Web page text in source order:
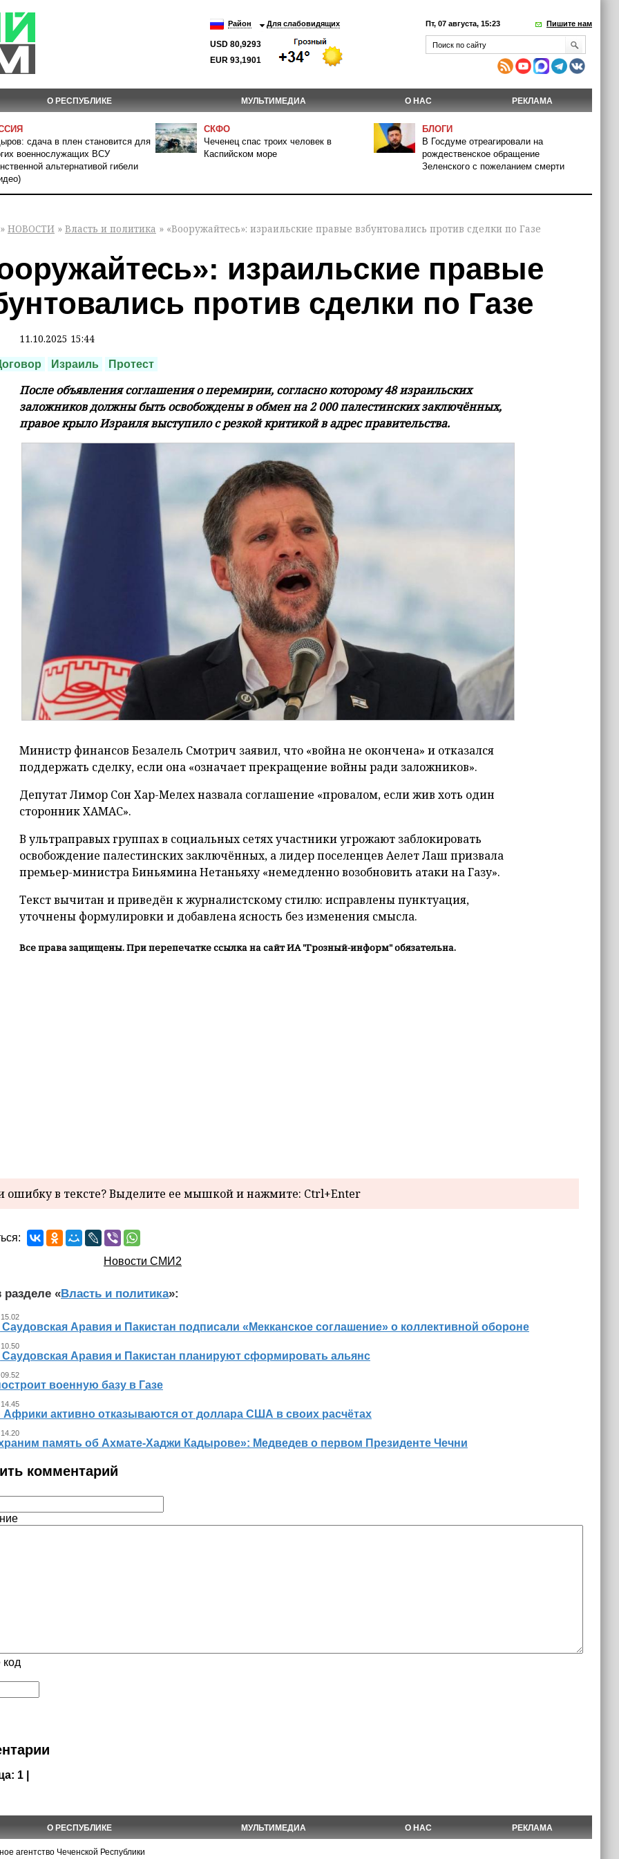
Район Для слабовидящих
USD 80,9293
EUR 93,1901
Пт, 07 августа, 15:23 Пишите нам
О РЕСПУБЛИКЕ МУЛЬТИМЕДИА О НАС РЕКЛАМА
сдача в плен становится для
военнослужащих ВСУ
альтернативой гибели
СКФО
Чеченец спас троих человек в
Каспийском море
БЛОГИ
В Госдуме отреагировали на
рождественское обращение
Зеленского с пожеланием смерти
» НОВОСТИ » Власть и политика » «Вооружайтесь»: израильские правые взбунтовались против сделки по Газе
израильские правые
против сделки по Газе
11.10.2025 15:44
Израиль Протест
После объявления соглашения о перемирии, согласно которому 48 израильских
заложников должны быть освобождены в обмен на 2 000 палестинских заключённых,
правое крыло Израиля выступило с резкой критикой в адрес правительства.
Министр финансов Безалель Смотрич заявил, что «война не окончена» и отказался
поддержать сделку, если она «означает прекращение войны ради заложников».
Депутат Лимор Сон Хар-Мелех назвала соглашение «провалом, если жив хоть один
сторонник ХАМАС».
В ультраправых группах в социальных сетях участники угрожают заблокировать
освобождение палестинских заключённых, а лидер поселенцев Аелет Лаш призвала
премьер-министра Биньямина Нетаньяху «немедленно возобновить атаки на Газу».
Текст вычитан и приведён к журналистскому стилю: исправлены пунктуация,
уточнены формулировки и добавлена ясность без изменения смысла.
Все права защищены. При перепечатке ссылка на сайт ИА "Грозный-информ" обязательна.
в тексте? Выделите ее мышкой и нажмите: Ctrl+Enter
Новости СМИ2
разделе «Власть и политика»:
Саудовская Аравия и Пакистан подписали «Мекканское соглашение» о коллективной обороне
Саудовская Аравия и Пакистан планируют сформировать альянс
военную базу в Газе
активно отказываются от доллара США в своих расчётах
память об Ахмате-Хаджи Кадырове»: Медведев о первом Президенте Чечни
комментарий
код
1 |
О РЕСПУБЛИКЕ МУЛЬТИМЕДИА О НАС РЕКЛАМА
агентство Чеченской Республики